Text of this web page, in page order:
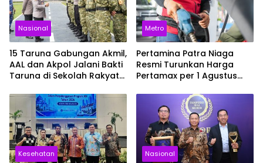
Nasional
15 Taruna Gabungan Akmil,
AAL dan Akpol Jalani Bakti
Taruna di Sekolah Rakyat
Metro
Pertamina Patra Niaga
Resmi Turunkan Harga
Pertamax per 1 Agustus
Sekarang
Kesehatan Nasional